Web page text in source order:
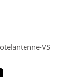
VS